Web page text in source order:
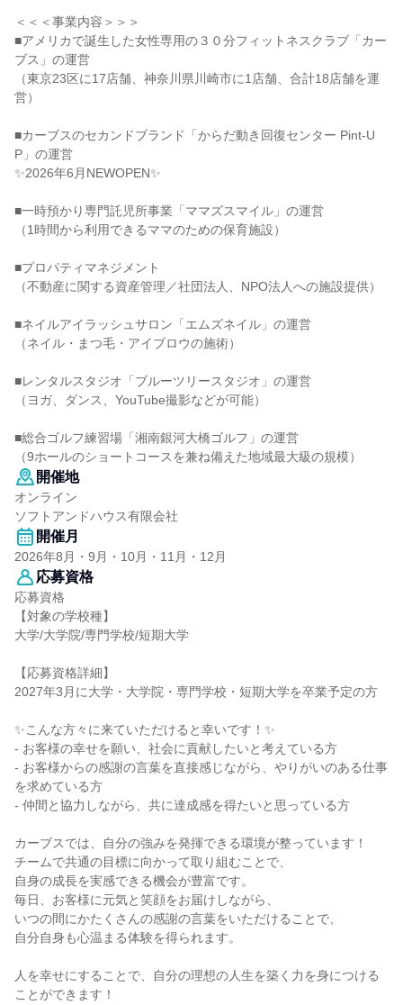
＜＜＜事業内容＞＞＞
■アメリカで誕生した女性専用の３０分フィットネスクラブ「カー
ブス」の運営
（東京23区に17店舗、神奈川県川崎市に1店舗、合計18店舗を運
営）
■カーブスのセカンドブランド「からだ動き回復センター Pint-U
P」の運営
✨2026年6月NEWOPEN✨
■一時預かり専門託児所事業「ママズスマイル」の運営
（1時間から利用できるママのための保育施設）
■プロパティマネジメント
（不動産に関する資産管理／社団法人、NPO法人への施設提供）
■ネイルアイラッシュサロン「エムズネイル」の運営
（ネイル・まつ毛・アイブロウの施術）
■レンタルスタジオ「ブルーツリースタジオ」の運営
（ヨガ、ダンス、YouTube撮影などが可能）
■総合ゴルフ練習場「湘南銀河大橋ゴルフ」の運営
（9ホールのショートコースを兼ね備えた地域最大級の規模）
開催地
オンライン
ソフトアンドハウス有限会社
開催月
2026年8月・9月・10月・11月・12月
応募資格
応募資格
【対象の学校種】
大学/大学院/専門学校/短期大学
【応募資格詳細】
2027年3月に大学・大学院・専門学校・短期大学を卒業予定の方
✨こんな方々に来ていただけると幸いです！✨
- お客様の幸せを願い、社会に貢献したいと考えている方
- お客様からの感謝の言葉を直接感じながら、やりがいのある仕事
を求めている方
- 仲間と協力しながら、共に達成感を得たいと思っている方
カーブスでは、自分の強みを発揮できる環境が整っています！
チームで共通の目標に向かって取り組むことで、
自身の成長を実感できる機会が豊富です。
毎日、お客様に元気と笑顔をお届けしながら、
いつの間にかたくさんの感謝の言葉をいただけることで、
自分自身も心温まる体験を得られます。
人を幸せにすることで、自分の理想の人生を築く力を身につける
ことができます！